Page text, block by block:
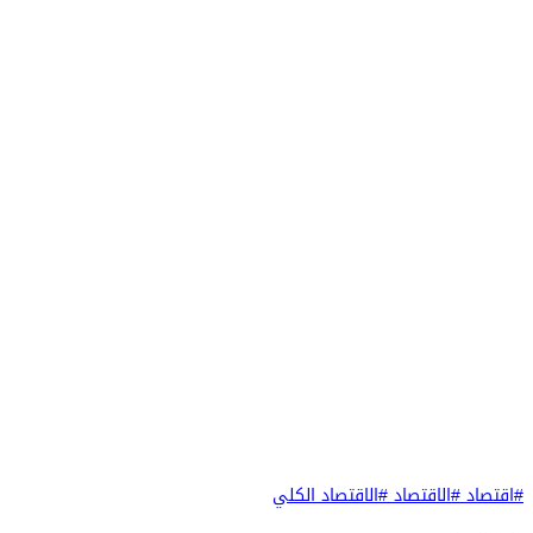
#اقتصاد#الاقتصاد#الاقتصاد الكلي